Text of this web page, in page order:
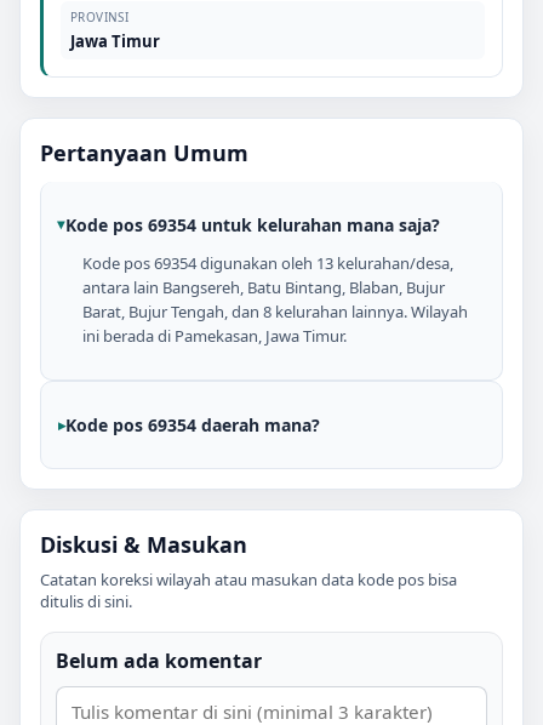
PROVINSI
Jawa Timur
Pertanyaan Umum
Kode pos 69354 untuk kelurahan mana saja?
Kode pos 69354 digunakan oleh 13 kelurahan/desa,
antara lain Bangsereh, Batu Bintang, Blaban, Bujur
Barat, Bujur Tengah, dan 8 kelurahan lainnya. Wilayah
ini berada di Pamekasan, Jawa Timur.
Kode pos 69354 daerah mana?
Diskusi & Masukan
Catatan koreksi wilayah atau masukan data kode pos bisa
ditulis di sini.
Belum ada komentar